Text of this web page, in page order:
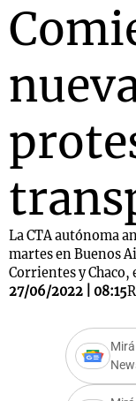
La CTA autónoma
martes en Buenos
Corrientes y
27/06/2022 | 08:15